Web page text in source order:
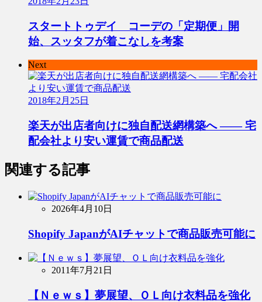
スタートトゥデイ コーデの「定期便」開
始、スッタフが着こなしを考案
Next
2018年2月25日
楽天が出店者向けに独自配送網構築へ ―― 宅
配会社より安い運賃で商品配送
関連する記事
2026年4月10日
Shopify JapanがAIチャットで商品販売可能に
2011年7月21日
【Ｎｅｗｓ】夢展望、ＯＬ向け衣料品を強化